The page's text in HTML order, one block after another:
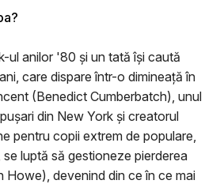
ul anilor '80 și un tată își caută
care dispare într-o dimineață în
(Benedict Cumberbatch), unul
din New York și creatorul
pentru copii extrem de populare,
se luptă să gestioneze pierderea
Howe), devenind din ce în ce mai